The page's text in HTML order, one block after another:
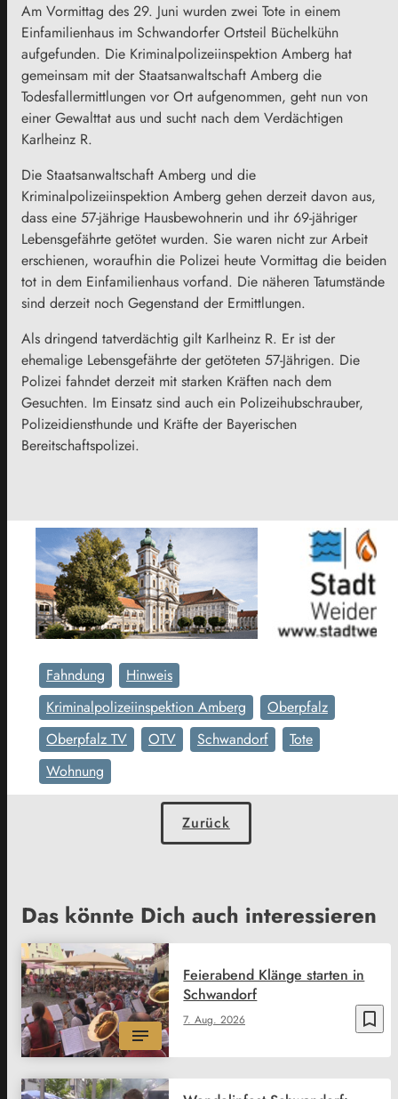
Am Vormittag des 29. Juni wurden zwei Tote in einem
Einfamilienhaus im Schwandorfer Ortsteil Büchelkühn
aufgefunden. Die Kriminalpolizeiinspektion Amberg hat
gemeinsam mit der Staatsanwaltschaft Amberg die
Todesfallermittlungen vor Ort aufgenommen, geht nun von
einer Gewalttat aus und sucht nach dem Verdächtigen
Karlheinz R.
Die Staatsanwaltschaft Amberg und die
Kriminalpolizeiinspektion Amberg gehen derzeit davon aus,
dass eine 57-jährige Hausbewohnerin und ihr 69-jähriger
Lebensgefährte getötet wurden. Sie waren nicht zur Arbeit
erschienen, woraufhin die Polizei heute Vormittag die beiden
tot in dem Einfamilienhaus vorfand. Die näheren Tatumstände
sind derzeit noch Gegenstand der Ermittlungen.
Als dringend tatverdächtig gilt Karlheinz R. Er ist der
ehemalige Lebensgefährte der getöteten 57-Jährigen. Die
Polizei fahndet derzeit mit starken Kräften nach dem
Gesuchten. Im Einsatz sind auch ein Polizeihubschrauber,
Polizeidiensthunde und Kräfte der Bayerischen
Bereitschaftspolizei.
Fahndung
Hinweis
Kriminalpolizeiinspektion Amberg
Oberpfalz
Oberpfalz TV
OTV Schwandorf
Tote
Wohnung
Zurück
Das könnte Dich auch interessieren
bookmark_border
7. Aug. 2026
Feierabend Klänge starten in
Schwandorf